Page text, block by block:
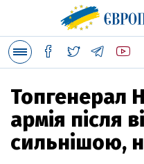
Топгенерал
армія після
сильнішою,